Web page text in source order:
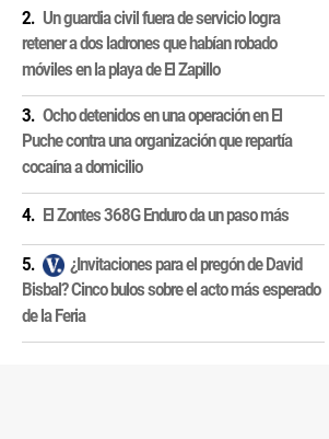
Un guardia civil fuera de servicio logra
retener a dos ladrones que habían robado
móviles en la playa de El Zapillo
Ocho detenidos en una operación en El
Puche contra una organización que repartía
cocaína a domicilio
El Zontes 368G Enduro da un paso más
¿Invitaciones para el pregón de David
Bisbal? Cinco bulos sobre el acto más esperado
de la Feria